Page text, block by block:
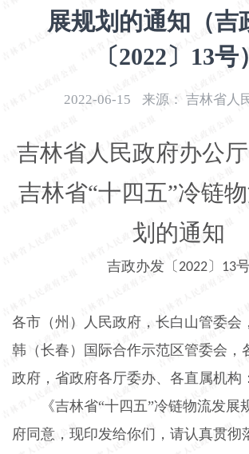
展规划的通知（吉
〔2022〕13号）
2022-06-15 来源： 吉林省人
吉林省人民政府办公
吉林省“十四五”冷链
划的通知
吉政办发〔2022〕 13
各市（州）人民政府，长白山管委会
韩（长春）国际合作示范区管委会，
政府，省政府各厅委办、各直属机构：
《吉林省“十四五”冷链物流发展
府同意，现印发给你们，请认真贯彻